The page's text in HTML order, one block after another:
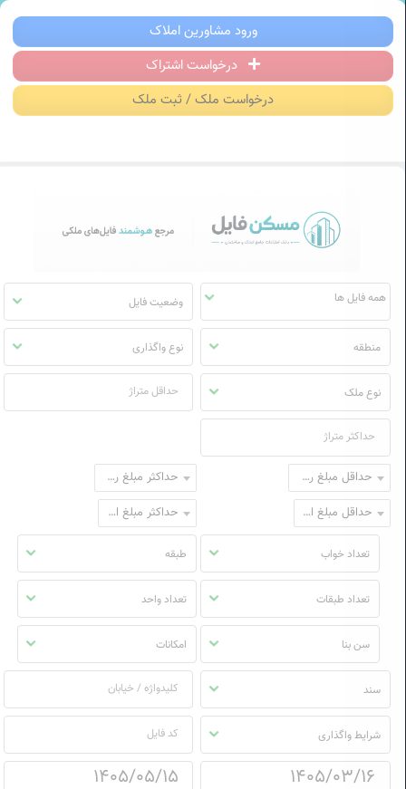
مسکن فایل | خرید، فروش، رهن و اجاره
ورود مشاورین املاک
درخواست اشتراک
درخواست ملک / ثبت ملک
مسکن
فایل
وضعیت فایل
منطقه نوع واگذاری
نوع ملک
حداقل مبلغ رهن
حداکثر مبلغ رهن
حداقل مبلغ اجاره
حداکثر مبلغ اجاره
تعداد خواب طبقه
تعداد طبقات تعداد واحد
سن بنا امکانات
سند
شرایط واگذاری